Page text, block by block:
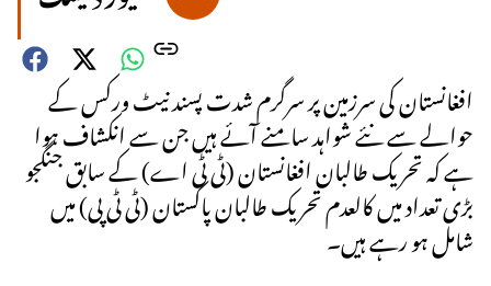
افغانستان کی سرزمین پر سرگرم شدت پسند نیٹ ورکس کے
حوالے سے نئے شواہد سامنے آئے ہیں جن سے انکشاف ہوا
ہے کہ تحریک طالبان افغانستان (ٹی ٹی اے) کے سابق جنگجو
بڑی تعداد میں کالعدم تحریک طالبان پاکستان (ٹی ٹی پی) میں
شامل ہو رہے ہیں۔